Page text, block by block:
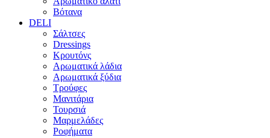
Βότανα
DELI
Σάλτσες
Dressings
Κρουτόνς
Αρωματικά λάδια
Αρωματικά ξύδια
Τρούφες
Μανιτάρια
Τουρσιά
Μαρμελάδες
Ροφήματα